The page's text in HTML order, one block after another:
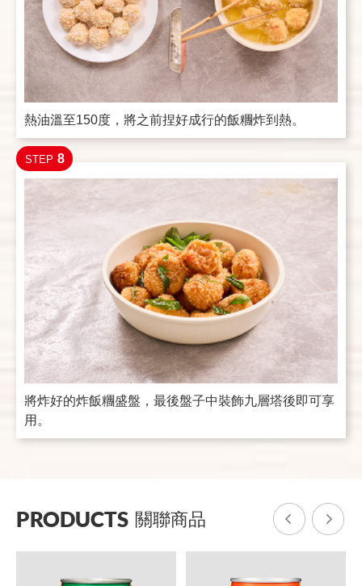
熱油溫至150度，將之前捏好成行的飯糰炸到熱。
STEP 8
將炸好的炸飯糰盛盤，最後盤子中裝飾九層塔後即可享
用。
PRODUCTS 關聯商品